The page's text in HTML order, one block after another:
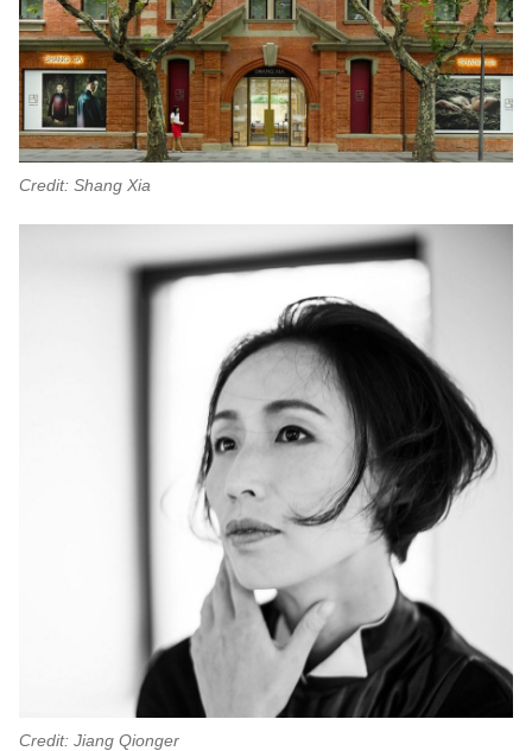
Credit: Shang Xia
Credit: Jiang Qionger